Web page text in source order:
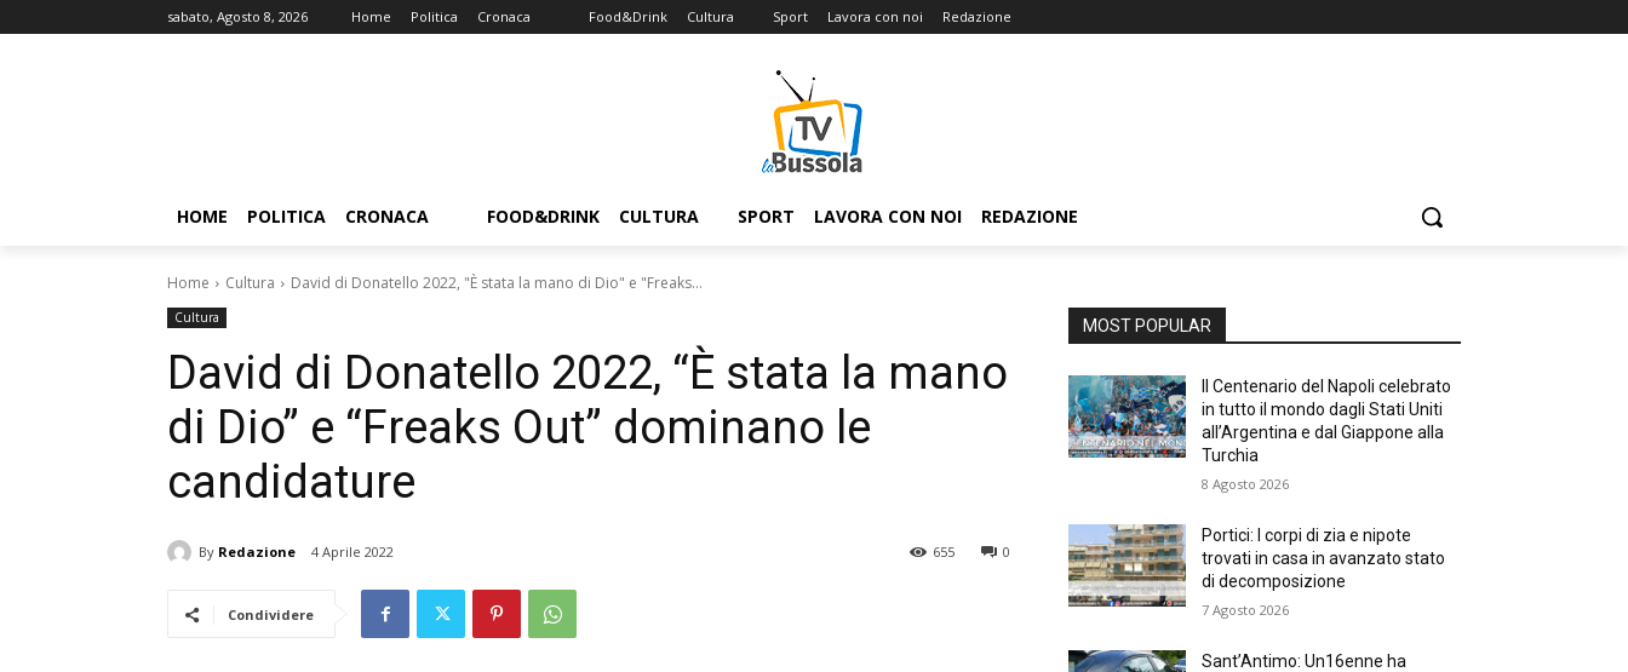
sabato, Agosto 8, 2026 Home Politica Cronaca Food&Drink Cultura Sport Lavora con noi Redazione
HOME POLITICA CRONACA FOOD&DRINK CULTURA SPORT LAVORA CON NOI REDAZIONE
Home Cultura David di Donatello 2022, "È stata la mano di Dio" e "Freaks...
Cultura
David di Donatello 2022, “È stata la mano
di Dio” e “Freaks Out” dominano le
candidature
By Redazione 4 Aprile 2022 0
655
Condividere
MOST POPULAR
Il Centenario del Napoli celebrato
in tutto il mondo dagli Stati Uniti
all’Argentina e dal Giappone alla
Turchia
8 Agosto 2026
Portici: I corpi di zia e nipote
trovati in casa in avanzato stato
di decomposizione
7 Agosto 2026
Sant’Antimo: Un16enne ha